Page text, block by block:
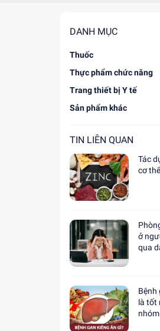
DANH MỤC
Thuốc
Thực phẩm chức năng
Trang thiết bị Y tế
Sản phẩm khác
TIN LIÊN QUAN
Tác
cơ
ở
qua
Bệnh
là tốt